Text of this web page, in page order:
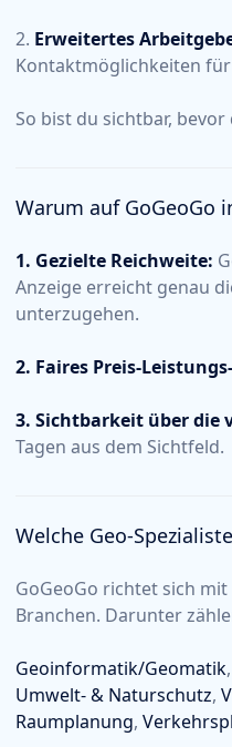
2. Erweitertes
Kontaktmöglichkeiten
So bist du sichtbar,
Warum auf GoGeoGo
1. Gezielte Reichweite:
Anzeige erreicht genau
unterzugehen.
2. Faires Preis-
3. Sichtbarkeit über die
Tagen aus dem Sichtfeld.
Welche Geo-
GoGeoGo richtet sich
Branchen. Darunter
Geoinformatik/Geomatik,
Umwelt- & Naturschutz,
Raumplanung,